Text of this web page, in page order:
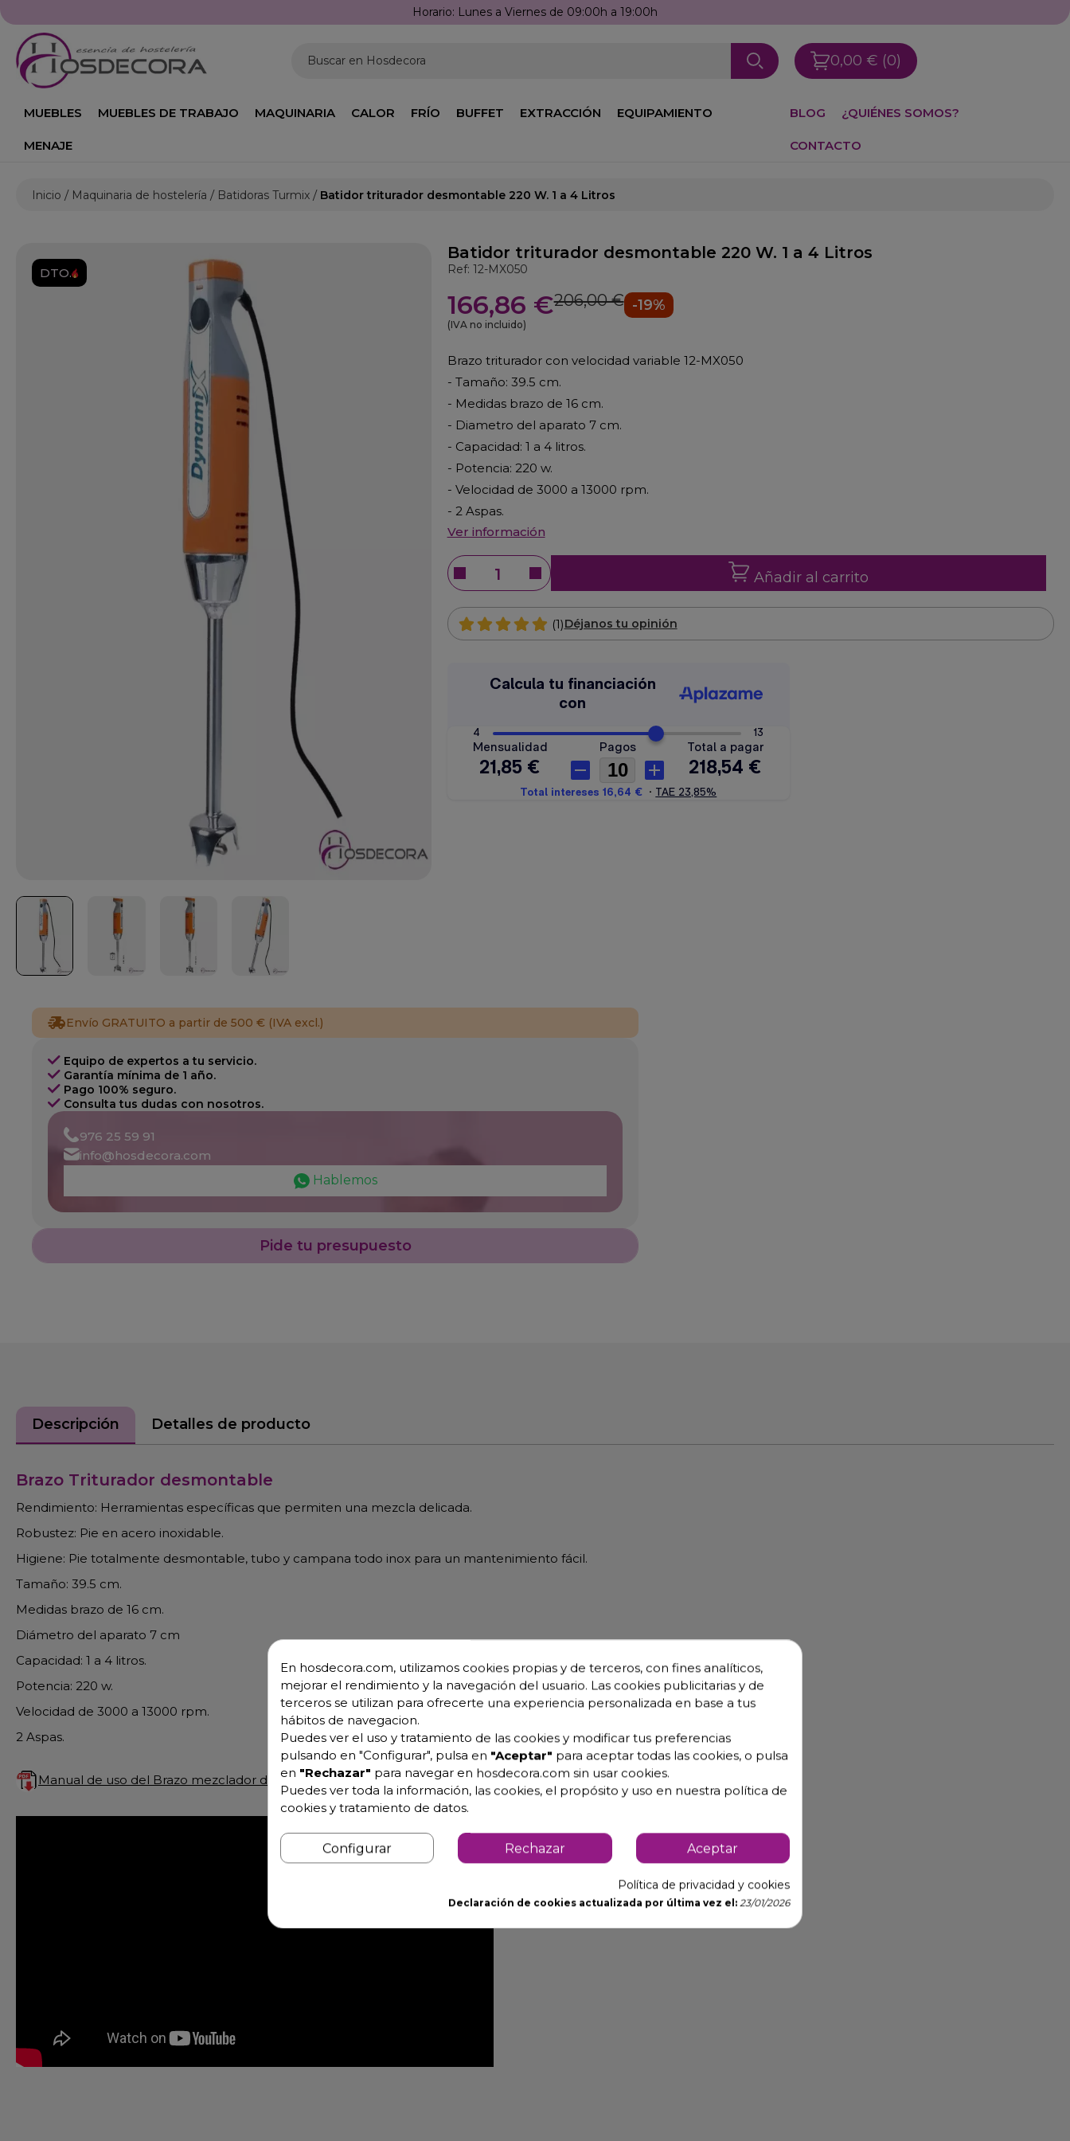
Buscar en Hosdecora 0,00 € (0)
MUEBLES MUEBLES DE TRABAJO MAQUINARIA CALOR FRÍO BUFFET EXTRACCIÓN EQUIPAMIENTO
MENAJE
BLOG ¿QUIÉNES SOMOS?
CONTACTO
Inicio Maquinaria de hostelería Batidoras Turmix Batidor triturador desmontable 220 W. 1 a 4 Litros
DTO.
Batidor triturador desmontable 220 W. 1 a 4 Litros
Ref: 12-MX050
166,86 €206,00 € -19%
(IVA no incluido)
Brazo triturador con velocidad variable 12-MX050
- Tamaño: 39.5 cm.
- Medidas brazo de 16 cm.
- Diametro del aparato 7 cm.
- Capacidad: 1 a 4 litros.
- Potencia: 220 w.
- Velocidad de 3000 a 13000 rpm.
- 2 Aspas.
Ver información
Añadir al carrito
(1)Déjanos tu opinión
Envío GRATUITO a partir de 500 € (IVA excl.)
Equipo de expertos a tu servicio.
Garantía mínima de 1 año.
Pago 100% seguro.
Consulta tus dudas con nosotros.
976 25 59 91
info@hosdecora.com
Hablemos
Pide tu presupuesto
Descripción Detalles de producto
Brazo Triturador desmontable
Rendimiento: Herramientas específicas que permiten una mezcla delicada.
Robustez: Pie en acero inoxidable.
Higiene: Pie totalmente desmontable, tubo y campana todo inox para un mantenimiento fácil.
Tamaño: 39.5 cm.
Medidas brazo de 16 cm.
Diámetro del aparato 7 cm
Capacidad: 1 a 4 litros.
Potencia: 220 w.
Velocidad de 3000 a 13000 rpm.
2 Aspas.
Manual de uso del Brazo mezclador desmontable MX050 05-17389
En hosdecora.com, utilizamos cookies propias y de terceros, con fines analíticos,
mejorar el rendimiento y la navegación del usuario. Las cookies publicitarias y de
terceros se utilizan para ofrecerte una experiencia personalizada en base a tus
hábitos de navegacion.
Puedes ver el uso y tratamiento de las cookies y modificar tus preferencias
pulsando en "Configurar", pulsa en "Aceptar" para aceptar todas las cookies, o pulsa
en "Rechazar" para navegar en hosdecora.com sin usar cookies.
Puedes ver toda la información, las cookies, el propósito y uso en nuestra política de
cookies y tratamiento de datos.
Configurar Rechazar Aceptar
Política de privacidad y cookies
Declaración de cookies actualizada por última vez el: 23/01/2026